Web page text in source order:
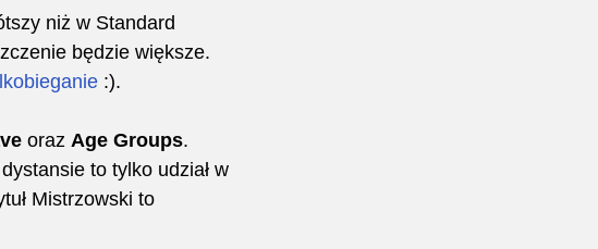
niż w Standard
będzie większe.
:).
oraz Age Groups.
to tylko udział w
Mistrzowski to